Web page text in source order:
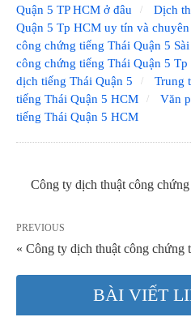
Quận 5 TP HCM ở đâu
Dịch
Quận 5 Tp HCM uy tín và
công chứng tiếng Thái Quận 5
công chứng tiếng Thái Quận 5
dịch tiếng Thái Quận 5
Trung
tiếng Thái Quận 5 HCM
Văn
tiếng Thái Quận 5 HCM
Công ty dịch thuật công
PREVIOUS
« Công ty dịch thuật công
BÀI VIẾT